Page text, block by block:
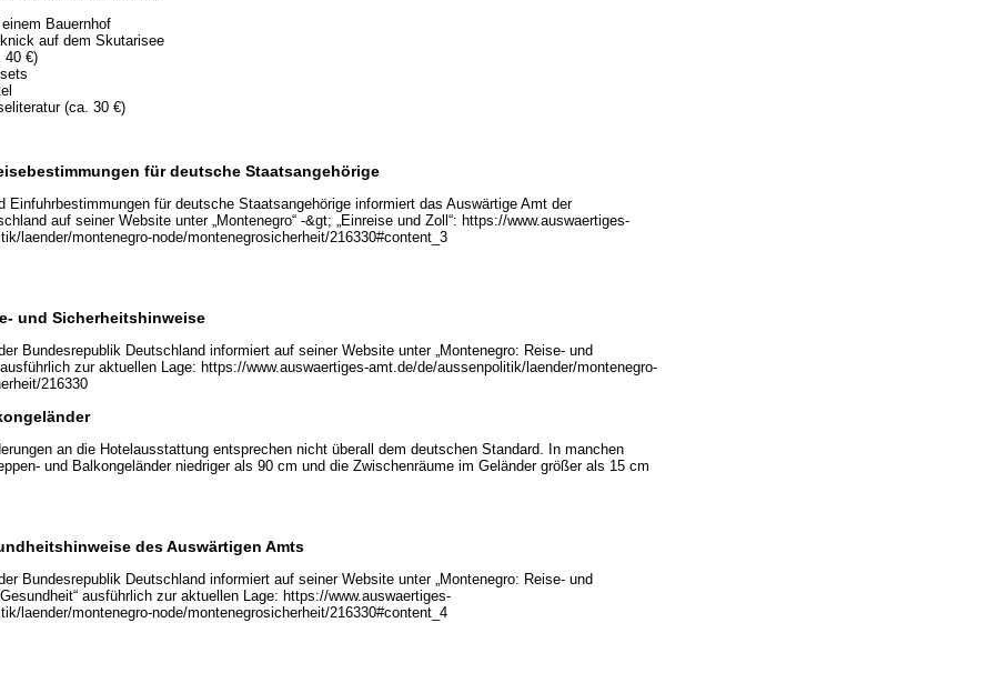
Bauernhof
auf dem Skutarisee
40 €)
(ca. 30 €)
für deutsche Staatsangehörige
Einfuhrbestimmungen für deutsche Staatsangehörige informiert das Auswärtige Amt der
auf seiner Website unter „Montenegro“ -&gt; „Einreise und Zoll“: https://www.auswaertiges-
laender/montenegro-node/montenegrosicherheit/216330#content_3
und Sicherheitshinweise
Bundesrepublik Deutschland informiert auf seiner Website unter „Montenegro: Reise- und
zur aktuellen Lage: https://www.auswaertiges-amt.de/de/aussenpolitik/laender/montenegro-
216330
an die Hotelausstattung entsprechen nicht überall dem deutschen Standard. In manchen
und Balkongeländer niedriger als 90 cm und die Zwischenräume im Geländer größer als 15 cm
des Auswärtigen Amts
Bundesrepublik Deutschland informiert auf seiner Website unter „Montenegro: Reise- und
ausführlich zur aktuellen Lage: https://www.auswaertiges-
laender/montenegro-node/montenegrosicherheit/216330#content_4